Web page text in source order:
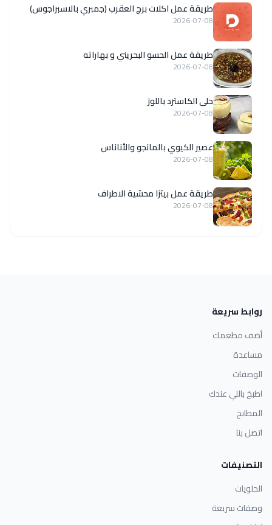
طريقة عمل اكلات برج العقرب (جمبري بالاسبراجوس)
2026-07-08
طريقة عمل الحسو البحريني و بهاراته
2026-07-08
حلى الكاسترد باللوز
2026-07-08
عصير الكيوي بالمانجو والأناناس
2026-07-08
طريقة عمل بيتزا محشية الاطراف
2026-07-08
روابط سريعة
أضف مطعمك
مساعدة
الوصفات
اطبخ باللي عندك
المطابخ
اتصل بنا
التصنيفات
الحلويات
وصفات سريعة